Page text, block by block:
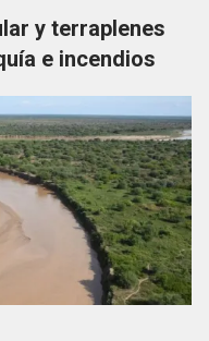
y terraplenes
e incendios